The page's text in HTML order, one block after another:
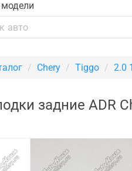
Chery Tiggo 2.0
задние ADR